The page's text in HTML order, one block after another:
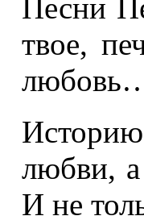
Песни
твое,
любви,
И не